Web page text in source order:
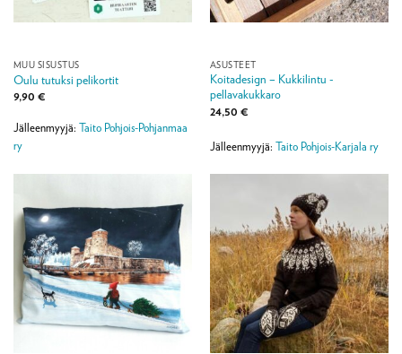
MUU SISUSTUS
Oulu tutuksi pelikortit
9,90 €
Jälleenmyyjä: Taito Pohjois-Pohjanmaa
ry
ASUSTEET
Koitadesign – Kukkilintu -
pellavakukkaro
24,50 €
Jälleenmyyjä: Taito Pohjois-Karjala ry